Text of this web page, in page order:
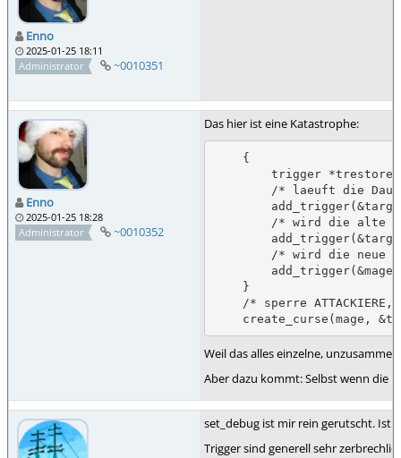
Enno
2025-01-25 18:11
Administrator
~0010351
Enno
2025-01-25 18:28
Administrator
~0010352
Das hier ist eine Katastrophe:
create_curse(mage,
Weil das alles einzelne,
Aber dazu kommt: Selbst wenn die
set_debug ist mir rein gerutscht. Ist
Trigger sind generell sehr